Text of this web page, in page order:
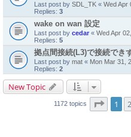
Last post by SDL_TK « Wed Apr
Replies: 3
wake on wan 設定
Last post by cedar « Wed Apr
Replies: 5
拠点間接続(L3)で接続でき
Last post by mat « Mon Mar 31,
Replies: 2
New Topic
1172 topics Page
1 2